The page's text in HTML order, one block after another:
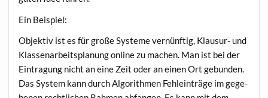
Ein Bei­spiel:
Objek­tiv ist es für gro­ße Sys­te­me ver­nünf­tig, Klau­sur- und
Klas­sen­ar­beits­pla­nung online zu machen. Man ist bei der
Ein­tra­gung nicht an eine Zeit oder an einen Ort gebun­den.
Das Sys­tem kann durch Algo­rith­men Fehl­ein­trä­ge im gege­